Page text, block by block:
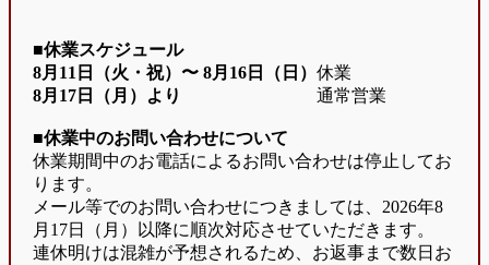
■休業スケジュール
8月11日（火・祝）〜 8月16日（日） 休業
8月17日（月）より
通常営業
■休業中のお問い合わせについて
休業期間中のお電話によるお問い合わせは停止してお
ります。
メール等でのお問い合わせにつきましては、2026年8
月17日（月）以降に順次対応させていただきます。
連休明けは混雑が予想されるため、お返事まで数日お